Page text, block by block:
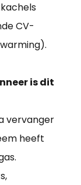
CV-
is dit
vervanger
heeft